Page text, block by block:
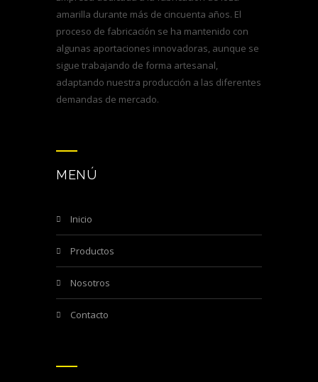
amarilla durante más de cincuenta años. El
proceso de fabricación se ha mantenido con
algunas aportaciones innovadoras, aunque se
sigue trabajando de forma artesanal,
adaptando nuestra producción a las diferentes
demandas de mercado.
MENÚ
inicio
productos
nosotros
contacto